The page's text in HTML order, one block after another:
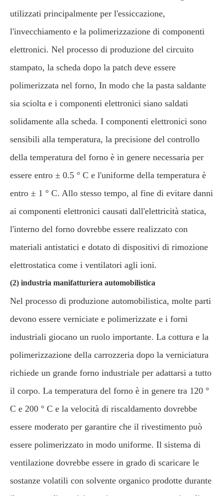
utilizzati principalmente per l'essiccazione,
l'invecchiamento e la polimerizzazione di componenti
elettronici. Nel processo di produzione del circuito
stampato, la scheda dopo la patch deve essere
polimerizzata nel forno, In modo che la pasta saldante
sia sciolta e i componenti elettronici siano saldati
solidamente alla scheda. I componenti elettronici sono
sensibili alla temperatura, la precisione del controllo
della temperatura del forno è in genere necessaria per
essere entro ± 0.5 ° C e l'uniforme della temperatura è
entro ± 1 ° C. Allo stesso tempo, al fine di evitare danni
ai componenti elettronici causati dall'elettricità statica,
l'interno del forno dovrebbe essere realizzato con
materiali antistatici e dotato di dispositivi di rimozione
elettrostatica come i ventilatori agli ioni.
(2) industria manifatturiera automobilistica
Nel processo di produzione automobilistica, molte parti
devono essere verniciate e polimerizzate e i forni
industriali giocano un ruolo importante. La cottura e la
polimerizzazione della carrozzeria dopo la verniciatura
richiede un grande forno industriale per adattarsi a tutto
il corpo. La temperatura del forno è in genere tra 120 °
C e 200 ° C e la velocità di riscaldamento dovrebbe
essere moderato per garantire che il rivestimento può
essere polimerizzato in modo uniforme. Il sistema di
ventilazione dovrebbe essere in grado di scaricare le
sostanze volatili con solvente organico prodotte durante